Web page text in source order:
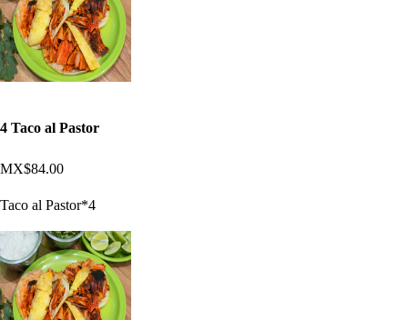
4 Taco al Pastor
MX$84.00
Taco al Pastor*4